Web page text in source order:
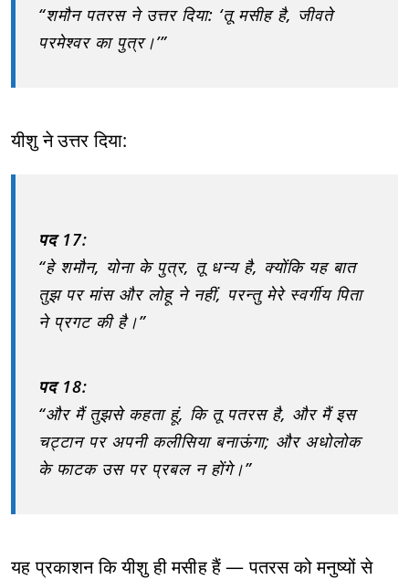
“शमौन पतरस ने उत्तर दिया: ‘तू मसीह है, जीवते
परमेश्वर का पुत्र।’”
यीशु ने उत्तर दिया:
पद 17:
“हे शमौन, योना के पुत्र, तू धन्य है, क्योंकि यह बात
तुझ पर मांस और लोहू ने नहीं, परन्तु मेरे स्वर्गीय पिता
ने प्रगट की है।”
पद 18:
“और मैं तुझसे कहता हूं, कि तू पतरस है, और मैं इस
चट्टान पर अपनी कलीसिया बनाऊंगा; और अधोलोक
के फाटक उस पर प्रबल न होंगे।”
यह प्रकाशन कि यीशु ही मसीह हैं — पतरस को मनुष्यों से